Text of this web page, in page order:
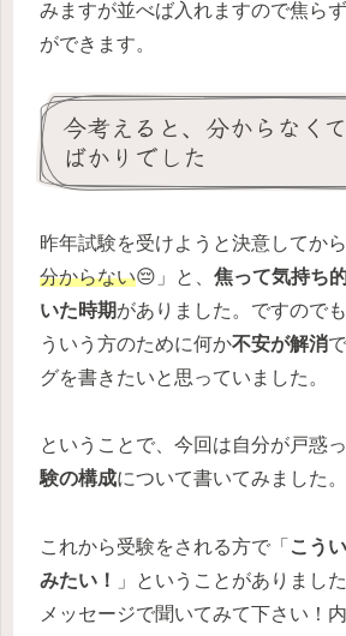
みますが並べば入れますので焦ら
ができます。
今考えると、分からなく
ばかりでした
昨年試験を受けようと決意してから
分からない😔」と、 焦って気持ち
いた時期がありました。ですので
ういう方のために何か不安が解消
グを書きたいと思っていました。
ということで、今回は自分が戸惑
験の構成について書いてみました。
これから受験をされる方で「 こう
みたい！
」ということがありました
メッセージで聞いてみて下さい！